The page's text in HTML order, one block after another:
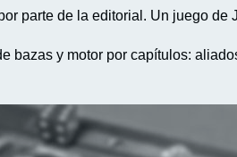
parte de la editorial. Un juego
bazas y motor por capítulos: